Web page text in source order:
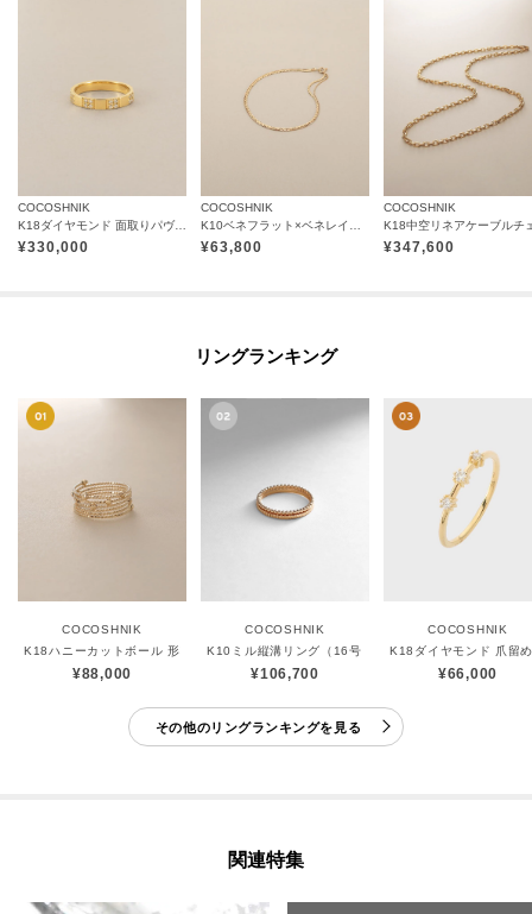
COCOSHNIK
K18ダイヤモンド 面取りパヴェオルタネイト リング
¥330,000
COCOSHNIK
¥63,800
COCOSHNIK
¥347,600
リングランキング
COCOSHNIK
K18ハニーカットボール 形状記憶リング
¥88,000
COCOSHNIK
K10ミル縦溝リング（16号）
¥106,700
COCOSHNIK
K18ダイヤモンド 爪留
¥66,000
その他のリングランキングを見る
関連特集